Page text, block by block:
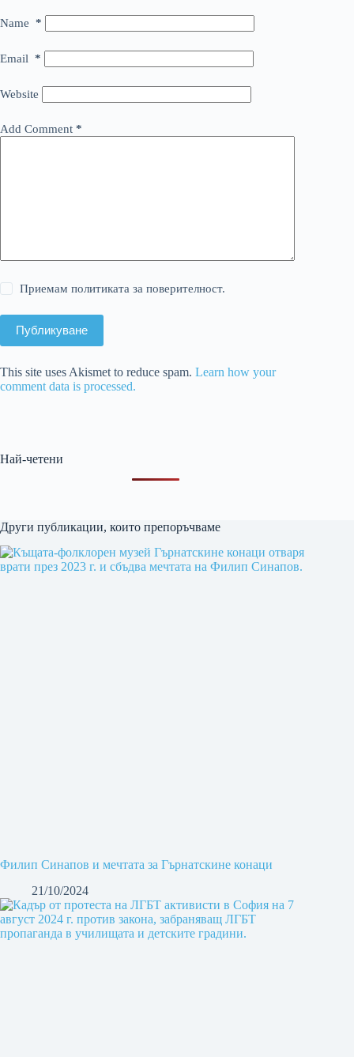
Name *
Email *
Website
Add Comment *
Приемам политиката за поверителност.
Публикуване
This site uses Akismet to reduce spam. Learn how your
comment data is processed.
Най-четени
Други публикации, които препоръчваме
Филип Синапов и мечтата за Гърнатскине конаци
21/10/2024